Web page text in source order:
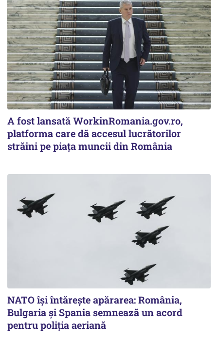
A fost lansată WorkinRomania.gov.ro,
platforma care dă accesul lucrătorilor
străini pe piața muncii din România
NATO își întărește apărarea: România,
Bulgaria și Spania semnează un acord
pentru poliția aeriană